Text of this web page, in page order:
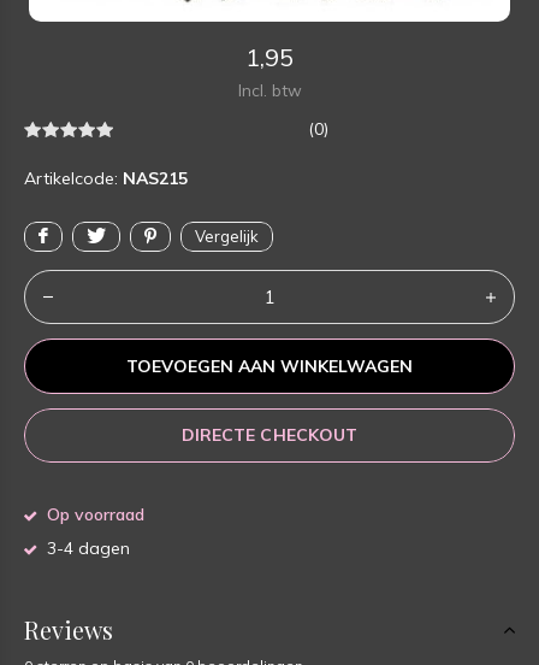
1,95
Incl. btw
(0)
Artikelcode: NAS215
Vergelijk
TOEVOEGEN AAN WINKELWAGEN
DIRECTE CHECKOUT
Op voorraad
3-4 dagen
Reviews